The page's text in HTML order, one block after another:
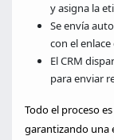
y asigna la
Se envía
con el
El CRM
para enviar
Todo el proceso
garantizando una